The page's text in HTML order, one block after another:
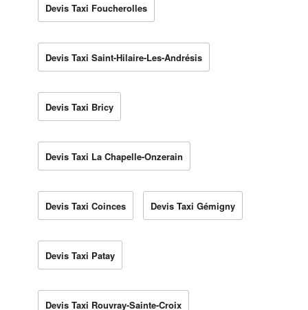
Devis Taxi Foucherolles
Devis Taxi Saint-Hilaire-Les-Andrésis
Devis Taxi Bricy
Devis Taxi La Chapelle-Onzerain
Devis Taxi Coinces Devis Taxi Gémigny
Devis Taxi Patay
Devis Taxi Rouvray-Sainte-Croix